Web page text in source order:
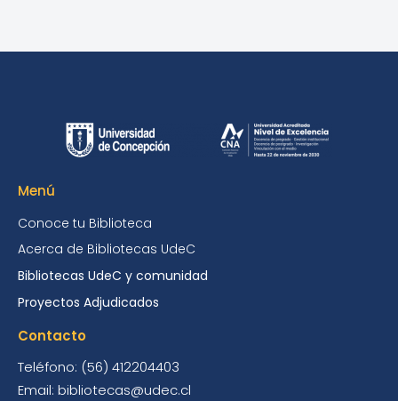
Menú
Conoce tu Biblioteca
Acerca de Bibliotecas UdeC
Bibliotecas UdeC y comunidad
Proyectos Adjudicados
Contacto
Teléfono: (56) 412204403
Email: bibliotecas@udec.cl